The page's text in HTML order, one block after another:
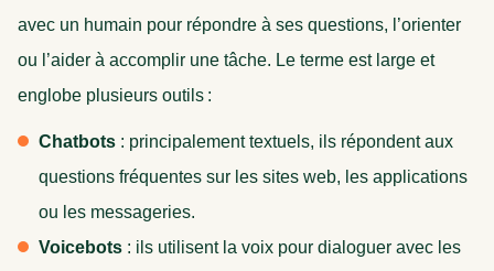
avec un humain pour répondre à ses questions, l’orienter
ou l’aider à accomplir une tâche. Le terme est large et
englobe plusieurs outils :
Chatbots : principalement textuels, ils répondent aux
questions fréquentes sur les sites web, les applications
ou les messageries.
Voicebots : ils utilisent la voix pour dialoguer avec les